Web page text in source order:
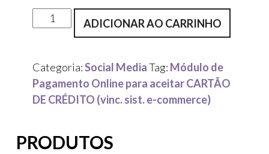
Módulo
de
Online
para
aceitar
CRÉDITO
ADICIONAR AO CARRINHO
Categoria:Social MediaTag: Módulo de
Pagamento Online para aceitar CARTÃO
DE CRÉDITO (vinc. sist. e-commerce)
PRODUTOS